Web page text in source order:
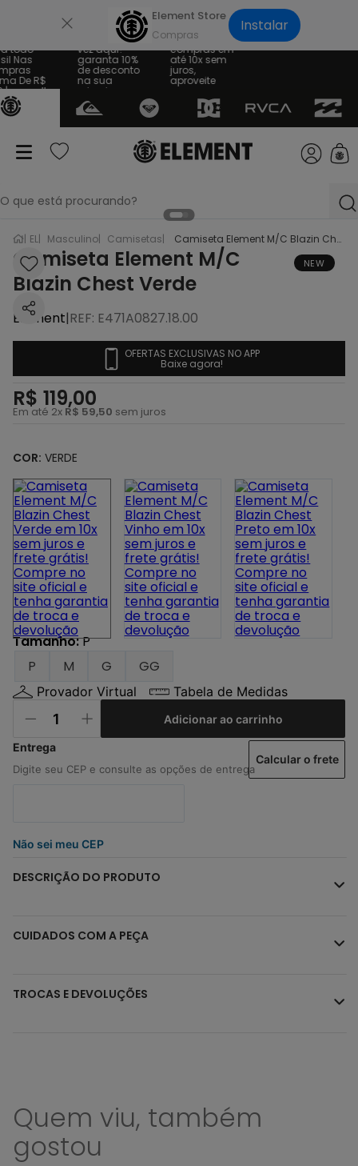
Element Store Instalar
todo
Nas
De R$
| consulte
Sua primeira
vez aqui?
garanta 10%
de desconto
na sua
primeira
compra
Parcele suas
compras em
até 10x sem
juros,
aproveite
NEW
EL Masculino Camisetas Camiseta Element M/C Blazin Chest Verde
Camiseta Element M/C
Blazin Chest Verde
Element|REF: E471A0827.18.00
OFERTAS EXCLUSIVAS NO APP
Baixe agora!
R$ 119,00
Em até 2x R$ 59,50 sem juros
COR: VERDE
Tamanho:P
P
M G GG
Provador Virtual Tabela de Medidas
Adicionar ao carrinho
Não sei meu CEP
Calcular o frete
DESCRIÇÃO DO PRODUTO
CUIDADOS COM A PEÇA
TROCAS E DEVOLUÇÕES
Quem viu, também
gostou
termos mais buscados
1º
bone
2º
5º
calça
6 º
shape
8º
camisa
9º
carteira
10º jaqueta